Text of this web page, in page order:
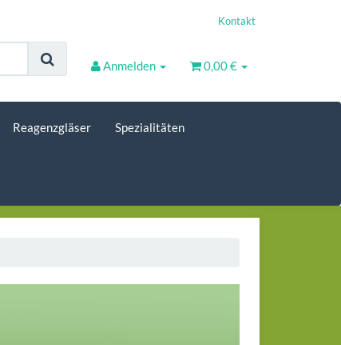
Kontakt
Anmelden 0,00 €
Reagenzgläser Spezialitäten